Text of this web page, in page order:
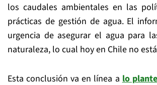
los caudales ambientales en las
prácticas de gestión de agua. El
urgencia de asegurar el agua para
naturaleza, lo cual hoy en Chile no
Esta conclusión va en línea alo